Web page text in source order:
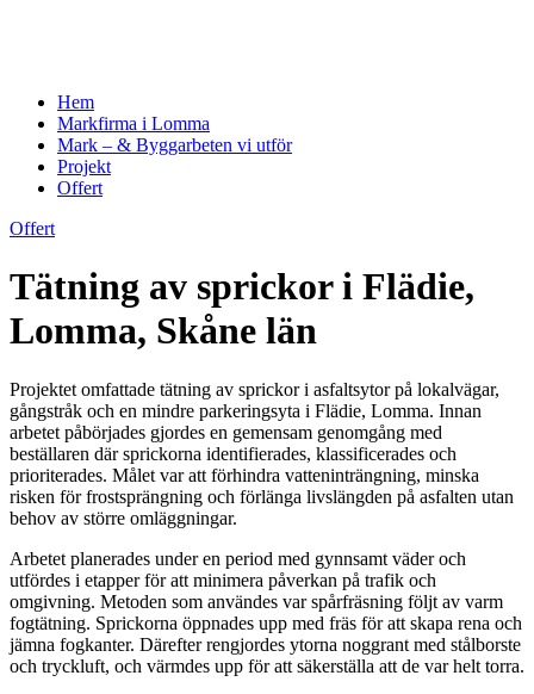
Hem
Markfirma i Lomma
Mark – & Byggarbeten vi utför
Projekt
Offert
Offert
Tätning av sprickor i Flädie,
Lomma, Skåne län
Projektet omfattade tätning av sprickor i asfaltsytor på lokalvägar,
gångstråk och en mindre parkeringsyta i Flädie, Lomma. Innan
arbetet påbörjades gjordes en gemensam genomgång med
beställaren där sprickorna identifierades, klassificerades och
prioriterades. Målet var att förhindra vatteninträngning, minska
risken för frostsprängning och förlänga livslängden på asfalten utan
behov av större omläggningar.
Arbetet planerades under en period med gynnsamt väder och
utfördes i etapper för att minimera påverkan på trafik och
omgivning. Metoden som användes var spårfräsning följt av varm
fogtätning. Sprickorna öppnades upp med fräs för att skapa rena och
jämna fogkanter. Därefter rengjordes ytorna noggrant med stålborste
och tryckluft, och värmdes upp för att säkerställa att de var helt torra.